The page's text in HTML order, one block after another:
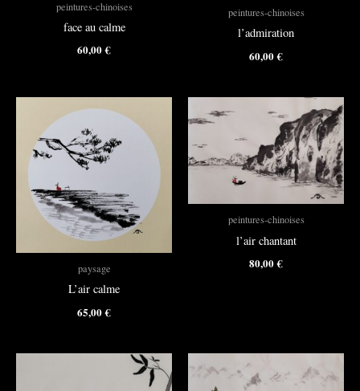
peintures-chinoises
face au calme
60,00€
peintures-chinoises
l’admiration
60,00€
paysage
L’air calme
65,00€
peintures-chinoises
l’air chantant
80,00€